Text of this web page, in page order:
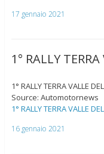
17 gennaio 2021
1° RALLY
1° RALLY TERRA VALLE
Source: Automotornews
1° RALLY TERRA VALLE
16 gennaio 2021